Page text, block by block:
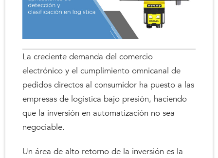
La creciente demanda del comercio
electrónico y el cumplimiento omnicanal de
pedidos directos al consumidor ha puesto a las
empresas de logística bajo presión, haciendo
que la inversión en automatización no sea
negociable.
Un área de alto retorno de la inversión es la